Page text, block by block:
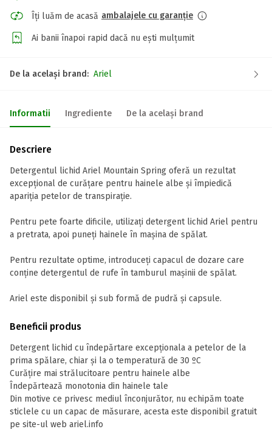
Îți luăm de acasă ambalajele cu garanție
Ai banii înapoi rapid dacă nu ești mulțumit
De la același brand: Ariel
Informatii Ingrediente De la același brand
Descriere
Detergentul lichid Ariel Mountain Spring oferă un rezultat
excepțional de curățare pentru hainele albe și împiedică
apariția petelor de transpirație.
Pentru pete foarte dificile, utilizaţi detergent lichid Ariel pentru
a pretrata, apoi puneţi hainele în maşina de spălat.
Pentru rezultate optime, introduceţi capacul de dozare care
conţine detergentul de rufe în tamburul maşinii de spălat.
Ariel este disponibil și sub formă de pudră și capsule.
Beneficii produs
Detergent lichid cu îndepărtare excepţionala a petelor de la
prima spălare, chiar şi la o temperatură de 30 ºC
Curățire mai strălucitoare pentru hainele albe
Îndepărtează monotonia din hainele tale
Din motive ce privesc mediul înconjurător, nu echipăm toate
sticlele cu un capac de măsurare, acesta este disponibil gratuit
pe site-ul web ariel.info